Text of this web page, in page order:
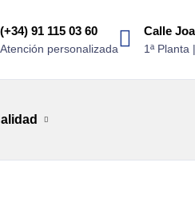
(+34) 91 115 03 60
Atención personalizada
Calle
1ª Planta